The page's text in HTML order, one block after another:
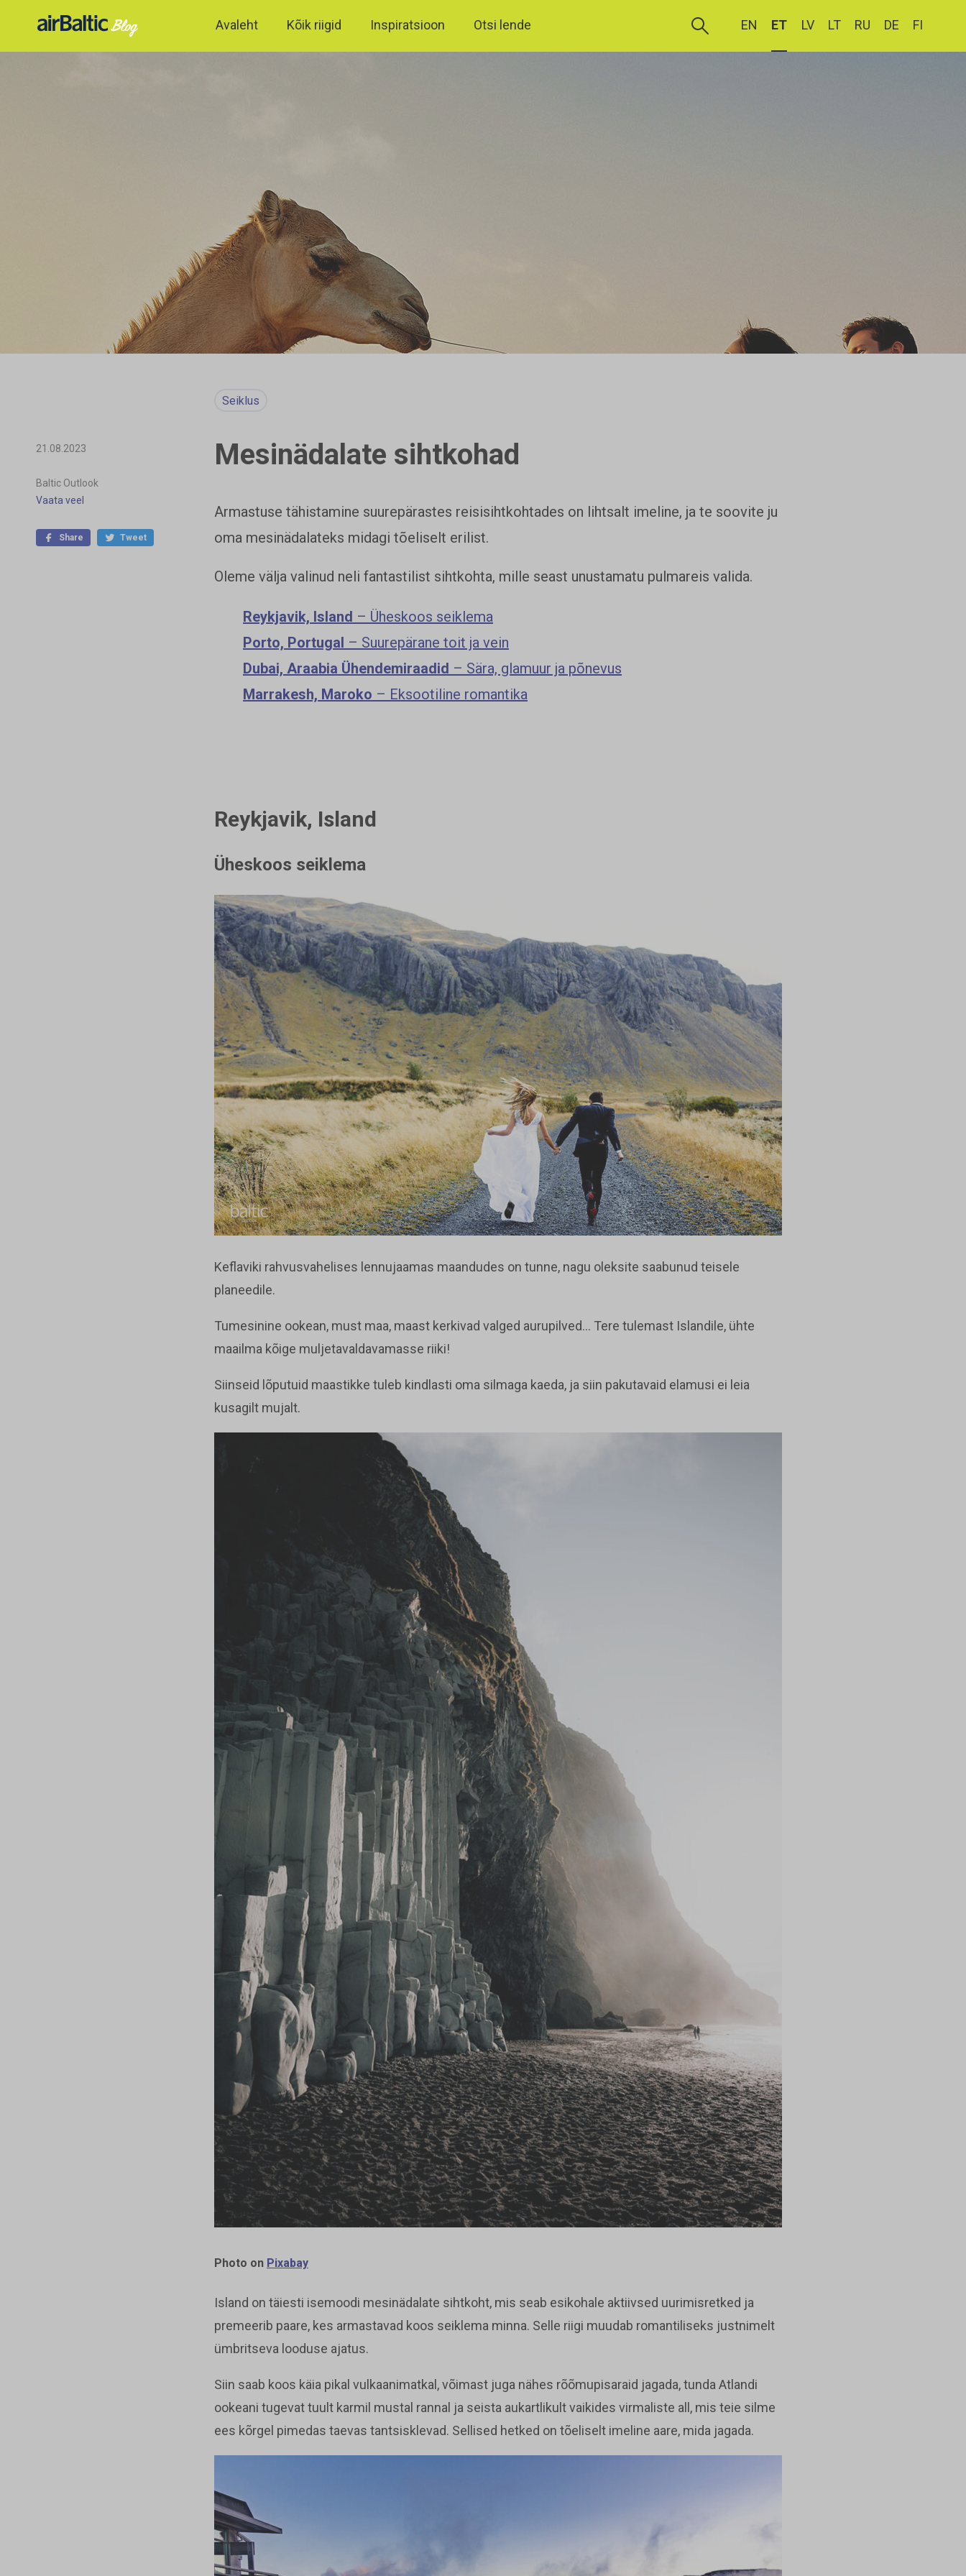
Avaleht Kõik riigid Inspiratsioon Otsi lende EN ET LV LT RU DE FI
21.08.2023
Baltic Outlook
Vaata veel
Share Tweet
Seiklus
Mesinädalate sihtkohad
Armastuse tähistamine suurepärastes reisisihtkohtades on lihtsalt imeline, ja te soovite ju
oma mesinädalateks midagi tõeliselt erilist.
Oleme välja valinud neli fantastilist sihtkohta, mille seast unustamatu pulmareis valida.
Reykjavik, Island – Üheskoos seiklema
Porto, Portugal – Suurepärane toit ja vein
Dubai, Araabia Ühendemiraadid – Sära, glamuur ja põnevus
Marrakesh, Maroko – Eksootiline romantika
Reykjavik, Island
Üheskoos seiklema
Keflaviki rahvusvahelises lennujaamas maandudes on tunne, nagu oleksite saabunud teisele
planeedile.
Tumesinine ookean, must maa, maast kerkivad valged aurupilved… Tere tulemast Islandile, ühte
maailma kõige muljetavaldavamasse riiki!
Siinseid lõputuid maastikke tuleb kindlasti oma silmaga kaeda, ja siin pakutavaid elamusi ei leia
kusagilt mujalt.
Photo on Pixabay
Island on täiesti isemoodi mesinädalate sihtkoht, mis seab esikohale aktiivsed uurimisretked ja
premeerib paare, kes armastavad koos seiklema minna. Selle riigi muudab romantiliseks justnimelt
ümbritseva looduse ajatus.
Siin saab koos käia pikal vulkaanimatkal, võimast juga nähes rõõmupisaraid jagada, tunda Atlandi
ookeani tugevat tuult karmil mustal rannal ja seista aukartlikult vaikides virmaliste all, mis teie silme
ees kõrgel pimedas taevas tantsisklevad. Sellised hetked on tõeliselt imeline aare, mida jagada.